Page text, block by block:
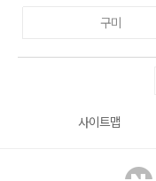
구미
사이트맵